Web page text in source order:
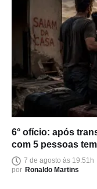
6° ofício: após
com 5 pessoas
7 de agosto às 19:51h
por Ronaldo Martins